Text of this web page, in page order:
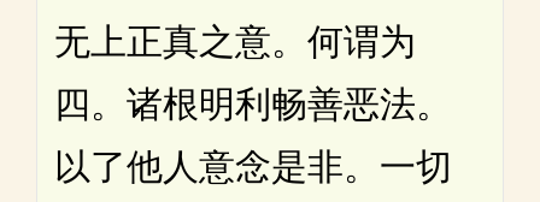
无上正真之意。何谓为
四。诸根明利畅善恶法。
以了他人意念是非。一切